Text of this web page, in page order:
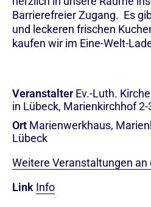
Barrierefreier Zugang. Es
und leckeren frischen
kaufen wir im Eine-Welt-
Veranstalter Ev.-Luth.
in Lübeck, Marienkirchhof
Ort Marienwerkhaus,
Lübeck
Weitere Veranstaltungen an
Link Info